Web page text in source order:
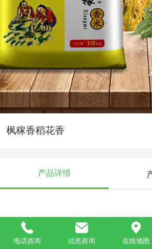
枫稼香稻花香
产品详情
电话咨询 信息咨询 在线地图